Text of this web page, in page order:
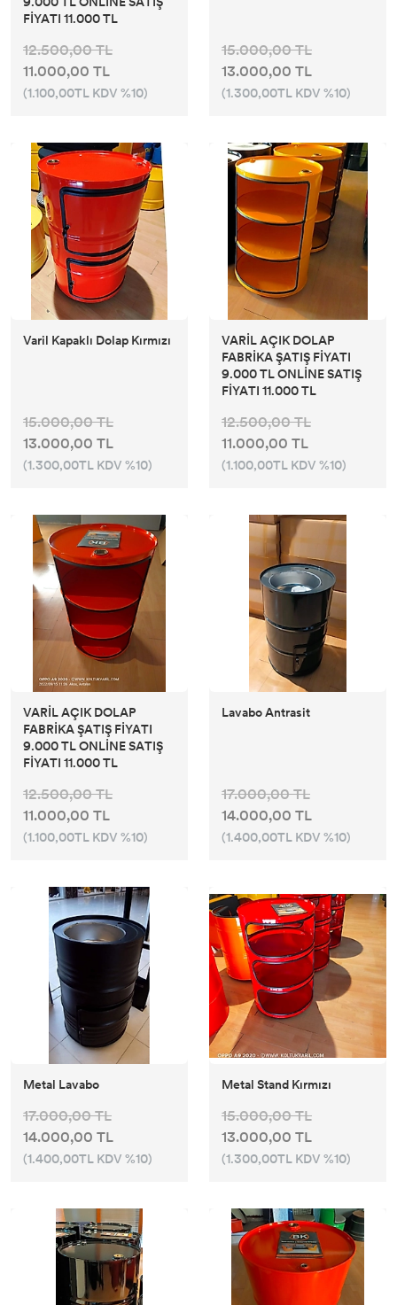
FİYATI 11.000 TL
12.500,00 TL
11.000,00 TL
(1.100,00TL KDV %10)
15.000,00 TL
13.000,00 TL
(1.300,00TL KDV %10)
Varil Kapaklı Dolap Kırmızı
15.000,00 TL
13.000,00 TL
(1.300,00TL KDV %10)
VARİL AÇIK DOLAP
FABRİKA ŞATIŞ FİYATI
9.000 TL ONLİNE SATIŞ
FİYATI 11.000 TL
12.500,00 TL
11.000,00 TL
(1.100,00TL KDV %10)
VARİL AÇIK DOLAP
FABRİKA ŞATIŞ FİYATI
9.000 TL ONLİNE SATIŞ
FİYATI 11.000 TL
12.500,00 TL
11.000,00 TL
(1.100,00TL KDV %10)
Lavabo Antrasit
17.000,00 TL
14.000,00 TL
(1.400,00TL KDV %10)
Metal Lavabo
17.000,00 TL
14.000,00 TL
(1.400,00TL KDV %10)
Metal Stand Kırmızı
15.000,00 TL
13.000,00 TL
(1.300,00TL KDV %10)